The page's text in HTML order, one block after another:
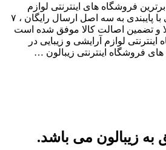
فروشگاه های اینترنتی لوازم
آرایشی بهداشتی و زیبایی با پایبندی به سه اصل ارسال رایگان ، ۷
و تضمین اصالت کالا موفق شده است
لوازم آرایشی و زیبایی در
فروشگاه اینترنتی زیبالون …
به زیبالون می باشد.